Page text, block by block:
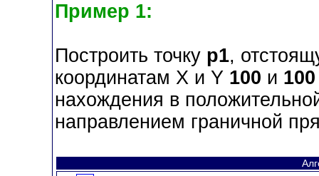
Пример 1:
Построить точку p1,
координатам X и Y 100 и 100
нахождения в
направлением граничной